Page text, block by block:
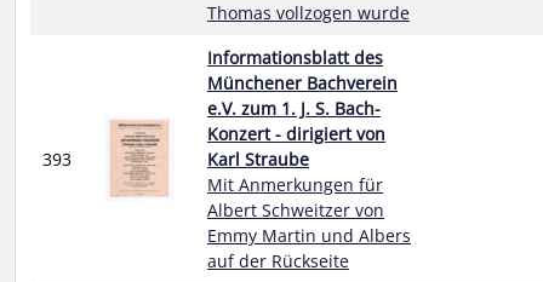
Thomas vollzogen wurde
393
Informationsblatt des
Münchener Bachverein
e.V. zum 1. J. S. Bach-
Konzert - dirigiert von
Karl Straube
Mit Anmerkungen für
Albert Schweitzer von
Emmy Martin und Albers
auf der Rückseite